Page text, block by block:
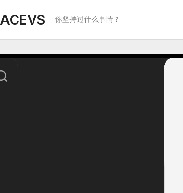
ACEVS 你坚持过什么事情？